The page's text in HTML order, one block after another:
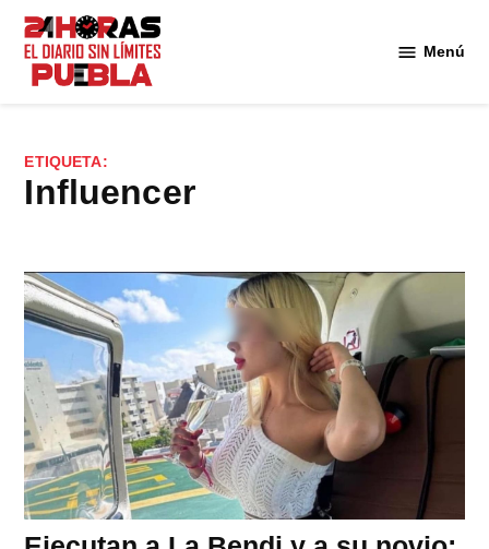
Saltar
contenido
Menú
ETIQUETA:
influencer